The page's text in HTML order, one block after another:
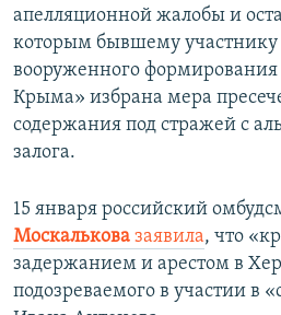
КРЫМ.НЕПОКОРЕННЫЙ
УКРАИНСКАЯ ПРОБЛЕМА КРЫМА
Все сайты RFE/RL
апелляционной жалобы и
которым бывшему участнику
вооруженного формирования
Крыма» избрана мера
содержания под стражей с
залога.
15 января российский
Москалькова заявила, что
задержанием и арестом в
подозреваемого в участии в